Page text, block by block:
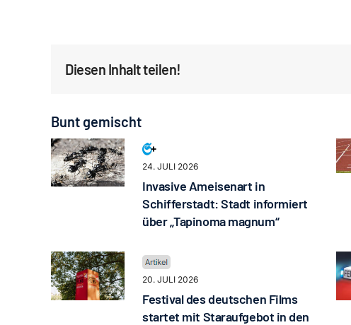
Diesen Inhalt teilen!
Bunt gemischt
24. JULI 2026
Invasive Ameisenart in
Schifferstadt: Stadt informiert
über „Tapinoma magnum“
20. JULI 2026
Festival des deutschen Films
startet mit Staraufgebot in den